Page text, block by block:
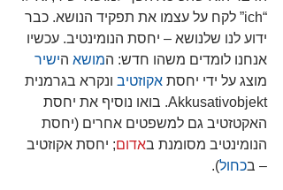
“ich” לקח על עצמו את תפקיד הנושא. כבר
ידוע לנו שלנושא – יחסת הנומינטיב. עכשיו
אנחנו לומדים משהו חדש: המושא הישיר
מוצג על ידי יחסת אקוזטיב ונקרא בגרמנית
Akkusativobjekt. בואו נוסיף את יחסת
האקטזטיב גם למשפטים אחרים (יחסת
הנומינטיב מסומנת באדום; יחסת אקוזטיב
– בכחול).